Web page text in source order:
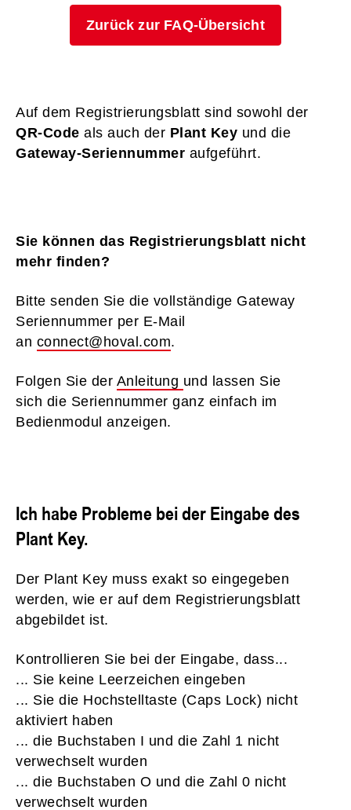
Zurück zur FAQ-Übersicht
Auf dem Registrierungsblatt sind sowohl der
QR-Code als auch der Plant Key und die
Gateway-Seriennummer aufgeführt.
Sie können das Registrierungsblatt nicht
mehr finden?
Bitte senden Sie die vollständige Gateway
Seriennummer per E-Mail
an connect@hoval.com.
Folgen Sie der Anleitung und lassen Sie
sich die Seriennummer ganz einfach im
Bedienmodul anzeigen.
Ich habe Probleme bei der Eingabe des
Plant Key.
Der Plant Key muss exakt so eingegeben
werden, wie er auf dem Registrierungsblatt
abgebildet ist.
Kontrollieren Sie bei der Eingabe, dass...
... Sie keine Leerzeichen eingeben
... Sie die Hochstelltaste (Caps Lock) nicht
aktiviert haben
... die Buchstaben I und die Zahl 1 nicht
verwechselt wurden
... die Buchstaben O und die Zahl 0 nicht
verwechselt wurden